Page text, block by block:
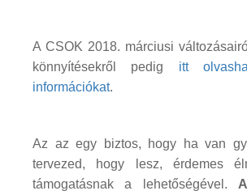
A CSOK 2018. márciusi
könnyítésekről pedig itt
információkat.
Az az egy biztos, hogy ha van
tervezed, hogy lesz, érdemes
támogatásnak a lehetőségével.